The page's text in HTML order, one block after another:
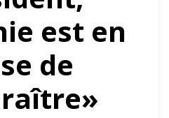
est en
de